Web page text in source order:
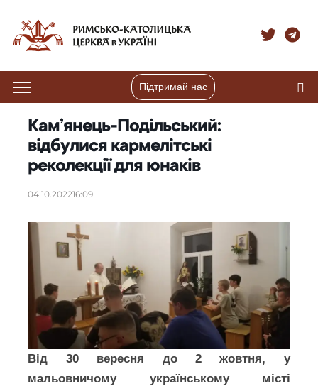
Підтримай нас
Кам’янець-Подільський:
відбулися кармелітські
реколекції для юнаків
04.10.202216:09
Від 30 вересня до 2 жовтня, у
мальовничому українському місті